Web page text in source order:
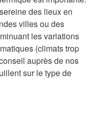
des lieux en
villes ou des
les variations
(climats trop
auprès de nos
sur le type de